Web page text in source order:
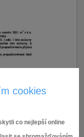
cookies
co nejlepší online